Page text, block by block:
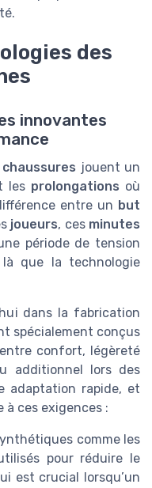
des
innovantes
chaussures jouent un
les prolongations où
entre un but
joueurs, ces minutes
période de tension
que la technologie
dans la fabrication
spécialement conçus
confort, légèreté
additionnel lors des
adaptation rapide, et
à ces exigences :
comme les
pour réduire le
est crucial lorsqu’un